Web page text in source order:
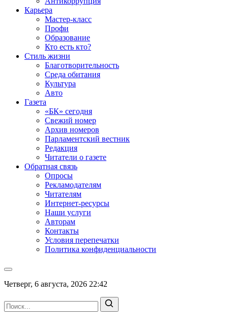
Карьера
Мастер-класс
Профи
Образование
Кто есть кто?
Стиль жизни
Благотворительность
Среда обитания
Культура
Авто
Газета
«БК» сегодня
Свежий номер
Архив номеров
Парламентский вестник
Редакция
Читатели о газете
Обратная связь
Опросы
Рекламодателям
Читателям
Интернет-ресурсы
Наши услуги
Авторам
Контакты
Условия перепечатки
Политика конфиденциальности
Четверг, 6 августа, 2026 22:42